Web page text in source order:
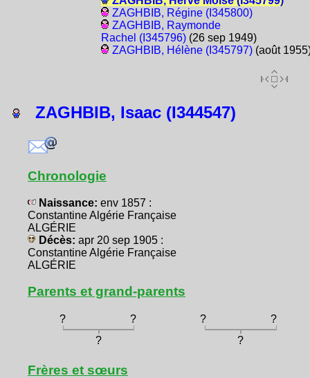
ZAGHBIB, Régine (I345800)
ZAGHBIB, Raymonde
Rachel (I345796)(26 sep 1949)
ZAGHBIB, Hélène (I345797)(août
ZAGHBIB, Isaac (I344547)
Chronologie
Naissance: env 1857 :
Constantine Algérie Française
ALGÉRIE
Décès: apr 20 sep 1905 :
Constantine Algérie Française
ALGÉRIE
Parents et grand-parents
? ? ?
?
?
?
Frères et sœurs